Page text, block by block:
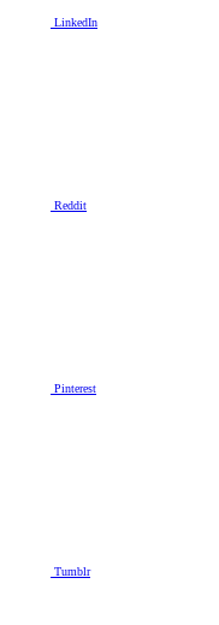
LinkedIn
Reddit
Pinterest
Tumblr